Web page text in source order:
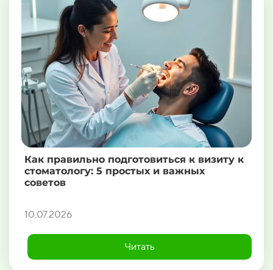
Как правильно подготовиться к визиту к
стоматологу: 5 простых и важных
советов
10.07.2026
Читать